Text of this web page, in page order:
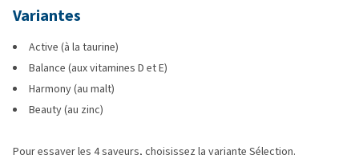
Variantes
Active (à la taurine)
Balance (aux vitamines D et E)
Harmony (au malt)
Beauty (au zinc)
Pour essayer les 4 saveurs, choisissez la variante Sélection.